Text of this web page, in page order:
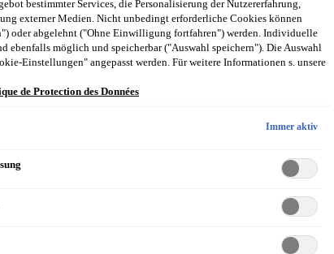
bestimmter Services, die Personalisierung der Nutzererfahrung,
externer Medien. Nicht unbedingt erforderliche Cookies können
oder abgelehnt ("Ohne Einwilligung fortfahren") werden. Individuelle
ebenfalls möglich und speicherbar ("Auswahl speichern"). Die Auswahl
Einstellungen" angepasst werden. Für weitere Informationen s. unsere
de Protection des Données
Immer aktiv